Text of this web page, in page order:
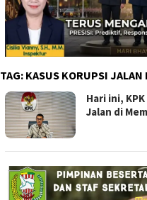
TAG: KASUS KORUPSI JALAN
Hari ini,
Jalan di